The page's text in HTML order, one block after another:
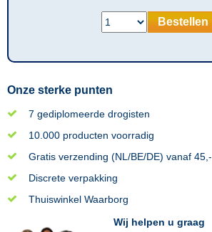
Bestellen
Onze sterke punten
7 gediplomeerde drogisten
10.000 producten voorradig
Gratis verzending (NL/BE/DE) vanaf 45,-
Discrete verpakking
Thuiswinkel Waarborg
Wij helpen u graag